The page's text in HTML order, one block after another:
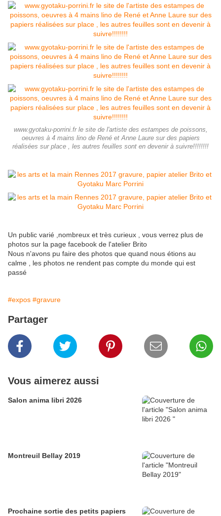
www.gyotaku-porrini.fr le site de l'artiste des estampes de poissons,
oeuvres à 4 mains lino de René et Anne Laure sur des papiers
réalisées sur place , les autres feuilles sont en devenir à suivre!!!!!!!!
Un public varié ,nombreux et très curieux , vous verrez plus de
photos sur la page facebook de l'atelier Brito
Nous n'avons pu faire des photos que quand nous étions au
calme , les photos ne rendent pas compte du monde qui est
passé
#expos #gravure
Partager
Vous aimerez aussi
Salon anima libri 2026
Montreuil Bellay 2019
Prochaine sortie des petits papiers